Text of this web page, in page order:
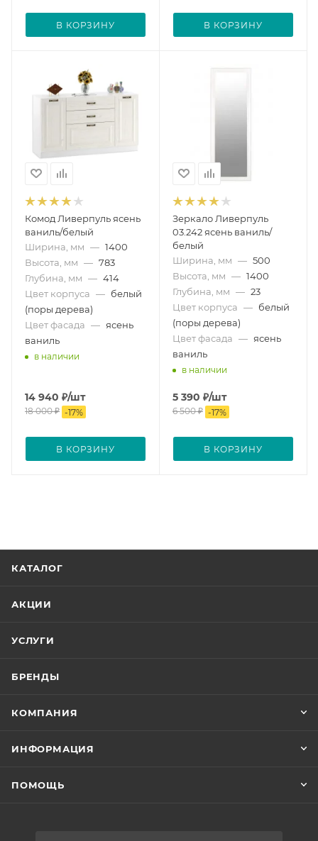
В КОРЗИНУ В КОРЗИНУ
Комод Ливерпуль ясень
ваниль/белый
Ширина, мм — 1400
Высота, мм — 783
Глубина, мм — 414
Цвет корпуса — белый
(поры дерева)
Цвет фасада — ясень
ваниль
в наличии
14 940 ₽/шт
18 000₽ -17%
В КОРЗИНУ
Зеркало Ливерпуль
03.242 ясень ваниль/
белый
Ширина, мм — 500
Высота, мм — 1400
Глубина, мм — 23
Цвет корпуса — белый
(поры дерева)
Цвет фасада — ясень
ваниль
в наличии
5 390 ₽/шт
6 500₽ -17%
В КОРЗИНУ
КАТАЛОГ
АКЦИИ
УСЛУГИ
БРЕНДЫ
КОМПАНИЯ
ИНФОРМАЦИЯ
ПОМОЩЬ